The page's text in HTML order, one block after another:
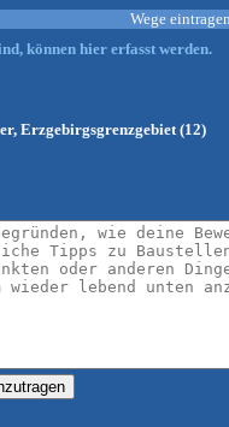
Wege
können hier erfasst werden.
Erzgebirgsgrenzgebiet (12)